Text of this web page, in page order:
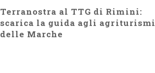
Terranostra al TTG di Rimini:
scarica la guida agli agriturismi
delle Marche